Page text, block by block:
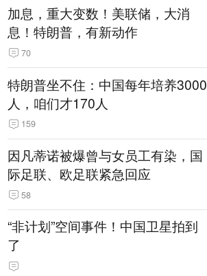
加息，重大变数！美联储，大消
息！特朗普，有新动作
70
特朗普坐不住：中国每年培养3000
人，咱们才170人
159
因凡蒂诺被爆曾与女员工有染，国
际足联、欧足联紧急回应
58
“非计划”空间事件！中国卫星拍到
了